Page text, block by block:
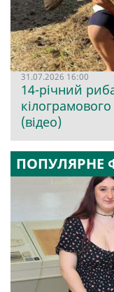
31.07.2026 16:00
14-річний
(відео)
ПОПУЛЯРНЕ